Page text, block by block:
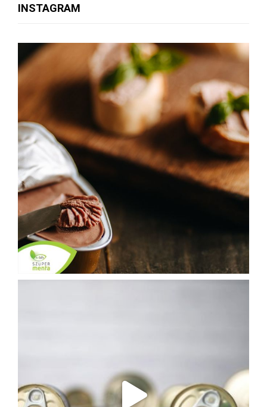
INSTAGRAM